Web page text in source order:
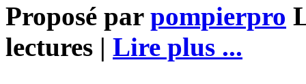
Proposé par pompierpro
lectures | Lire plus ...